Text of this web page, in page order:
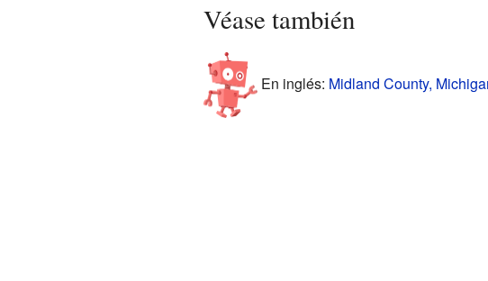
Véase también
En inglés: Midland County,